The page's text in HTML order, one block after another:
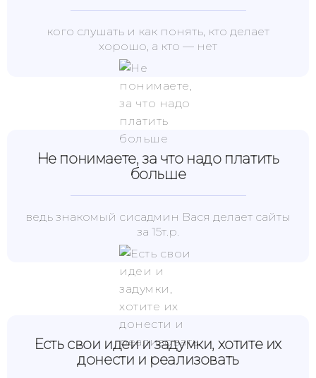
кого слушать и как понять, кто делает
хорошо, а кто — нет
Не понимаете, за что надо платить
больше
ведь знакомый сисадмин Вася делает сайты
за 15т.р.
Есть свои идеи и задумки, хотите их
донести и реализовать